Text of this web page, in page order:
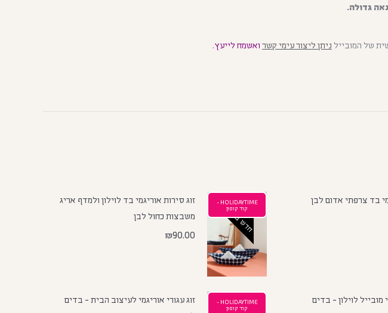
גדולה.
של המובייל ניתן ליצור עימי קשר ואשמח לייעץ
בד צרפתי אדום לבן
חדש באתר
HOLIDAYTIME -
קוד קופון
זוג סירות אוריגמי בד לוילון ולמדף אריג
משבצות כחול לבן
₪90.00
מובייל לוילון - בדים
HOLIDAYTIME -
קוד קופון
זוג עגורי אוריגמי לעיצוב הבית - בדים